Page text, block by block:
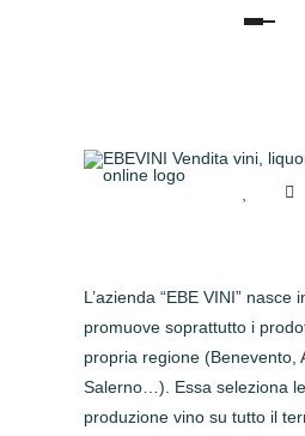
L’azienda “EBE VINI” nasce
promuove soprattutto i
propria regione (Benevento,
Salerno…). Essa seleziona
produzione vino su tutto il